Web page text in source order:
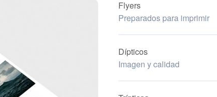
Flyers
Preparados para imprimir
Dípticos
Imagen y calidad